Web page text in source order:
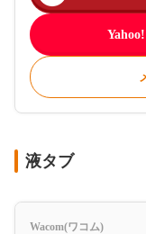
液タブ
Wacom(ワコム)